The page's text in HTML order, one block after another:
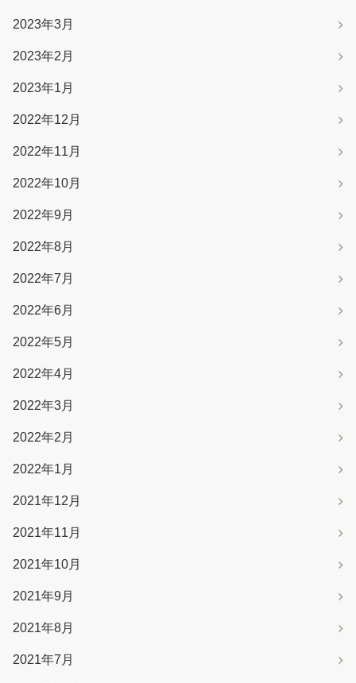
2023年3月
2023年2月
2023年1月
2022年12月
2022年11月
2022年10月
2022年9月
2022年8月
2022年7月
2022年6月
2022年5月
2022年4月
2022年3月
2022年2月
2022年1月
2021年12月
2021年11月
2021年10月
2021年9月
2021年8月
2021年7月